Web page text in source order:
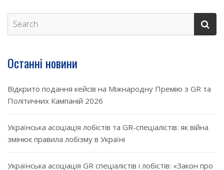
Останні новини
Відкрито подання кейсів на Міжнародну Премію з GR та
Політичних Кампаній 2026
Українська асоціація лобістів та GR-спеціалістів: як війна
змінює правила лобізму в Україні
Українська асоціація GR спеціалістів і лобістів: «Закон про